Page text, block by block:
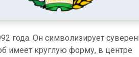
года. Он символизирует
имеет круглую форму, в центре